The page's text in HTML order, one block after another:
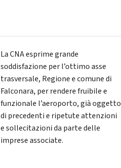
La CNA esprime grande
soddisfazione per l’ottimo asse
trasversale, Regione e comune di
Falconara, per rendere fruibile e
funzionale l’aeroporto, già oggetto
di precedenti e ripetute attenzioni
e sollecitazioni da parte delle
imprese associate.